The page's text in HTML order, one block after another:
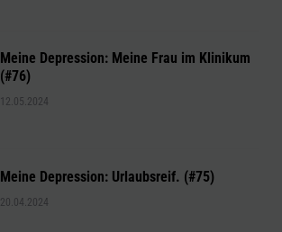
Meine Depression: Meine Frau im Klinikum
(#76)
12.05.2024
Meine Depression: Urlaubsreif. (#75)
20.04.2024